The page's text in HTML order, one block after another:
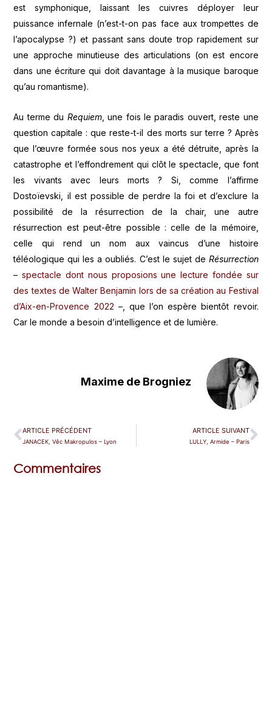
est symphonique, laissant les cuivres déployer leur
puissance infernale (n’est-t-on pas face aux trompettes de
l’apocalypse ?) et passant sans doute trop rapidement sur
une approche minutieuse des articulations (on est encore
dans une écriture qui doit davantage à la musique baroque
qu’au romantisme).
Au terme du Requiem, une fois le paradis ouvert, reste une
question capitale : que reste-t-il des morts sur terre ? Après
que l’œuvre formée sous nos yeux a été détruite, après la
catastrophe et l’effondrement qui clôt le spectacle, que font
les vivants avec leurs morts ? Si, comme l’affirme
Dostoïevski, il est possible de perdre la foi et d’exclure la
possibilité de la résurrection de la chair, une autre
résurrection est peut-être possible : celle de la mémoire,
celle qui rend un nom aux vaincus d’une histoire
téléologique qui les a oubliés. C’est le sujet de Résurrection
–spectacle dont nous proposions une lecture fondée sur
des textes de Walter Benjamin lors de sa création au Festival
d’Aix-en-Provence 2022 –, que l’on espère bientôt revoir.
Car le monde a besoin d’intelligence et de lumière.
Maxime de Brogniez
ARTICLE PRÉCÉDENT
JANACEK, Věc Makropulos – Lyon
ARTICLE SUIVANT
LULLY, Armide – Paris
Commentaires